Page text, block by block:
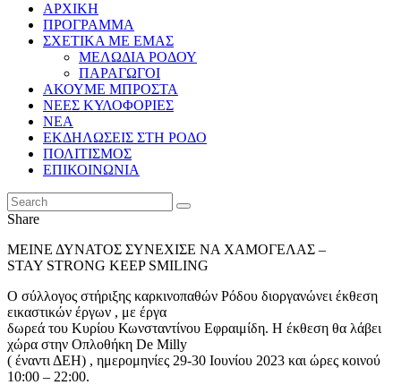
ΑΡΧΙΚΗ
ΠΡΟΓΡΑΜΜΑ
ΣΧΕΤΙΚΑ ΜΕ ΕΜΑΣ
ΜΕΛΩΔΙΑ ΡΟΔΟΥ
ΠΑΡΑΓΩΓΟΙ
ΑΚΟΥΜΕ ΜΠΡΟΣΤΑ
ΝΕΕΣ ΚΥΛΟΦΟΡΙΕΣ
ΝΕΑ
ΕΚΔΗΛΩΣΕΙΣ ΣΤΗ ΡΟΔΟ
ΠΟΛΙΤΙΣΜΟΣ
ΕΠΙΚΟΙΝΩΝΙΑ
Share
ΜΕΙΝΕ ΔΥΝΑΤΟΣ ΣΥΝΕΧΙΣΕ ΝΑ ΧΑΜΟΓΕΛΑΣ –
STAY STRONG KEEP SMILING
Ο σύλλογος στήριξης καρκινοπαθών Ρόδου διοργανώνει έκθεση
εικαστικών έργων , με έργα
δωρεά του Κυρίου Κωνσταντίνου Εφραιμίδη. Η έκθεση θα λάβει
χώρα στην Οπλοθήκη De Milly
( έναντι ΔΕΗ) , ημερομηνίες 29-30 Ιουνίου 2023 και ώρες κοινού
10:00 – 22:00.